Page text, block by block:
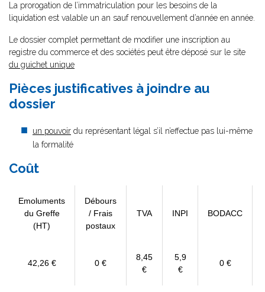
La prorogation de l’immatriculation pour les besoins de la
liquidation est valable un an sauf renouvellement d’année en année.
Le dossier complet permettant de modifier une inscription au
registre du commerce et des sociétés peut être déposé sur le site
du guichet unique
Pièces justificatives à joindre au
dossier
un pouvoir du représentant légal s’il n’effectue pas lui-même
la formalité
Coût
Emoluments
du Greffe
(HT)
Débours
/ Frais
postaux
TVA INPI BODACC
42,26 € 0 €
8,45
€
5,9
€
0 €